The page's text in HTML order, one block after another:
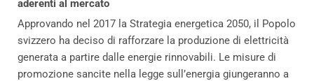
aderenti al mercato
Approvando nel 2017 la Strategia energetica 2050, il Popolo
svizzero ha deciso di rafforzare la produzione di elettricità
generata a partire dalle energie rinnovabili. Le misure di
promozione sancite nella legge sull’energia giungeranno a